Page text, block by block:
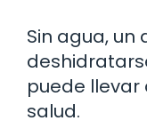
Sin agua, un
puede
salud.